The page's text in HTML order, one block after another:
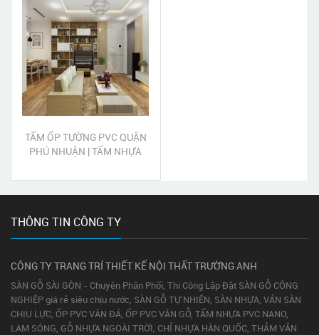
TẤM ỐP TƯỜNG PVC QUẬN
PHÚ NHUẬN | TẤM NHỰA
NHUẬN
THÔNG TIN CÔNG TY
CÔNG TY TRANG TRÍ THIẾT KẾ NỘI THẤT TRƯỜNG ANH
SÀN GỖ SÀI GÒN - Chuyên Phân Phối, Thi Công Lắp Đặt SÀN GỖ CÔNG
NGHIỆP giá rẻ siêu chịu nước, SÀN GỖ TỰ NHIÊN, SÀN NHỰA, VÁN SÀN
CHỊU LỰC, ỐP PVC VÂN ĐÁ, ỐP PVC VÂN GỖ, TẤM NHỰA PVC NANO,
LAM SÓNG, GỖ NHỰA NGOÀI TRỜI, CHỈ NHỰA HÀN QUỐC, THẢM VĂN